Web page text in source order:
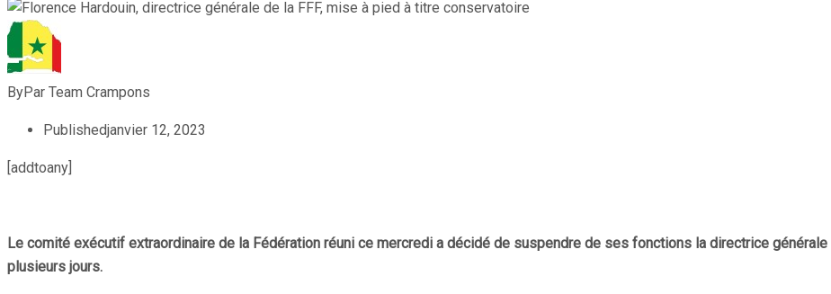
ByPar Team Crampons
Publishedjanvier 12, 2023
[addtoany]
Le comité exécutif extraordinaire de la Fédération réuni ce mercredi a décidé de suspendre de ses fonctions la directrice
plusieurs jours.